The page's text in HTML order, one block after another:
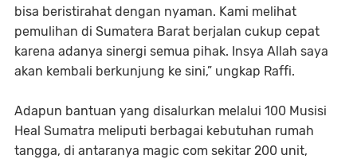
bisa beristirahat dengan nyaman. Kami melihat
pemulihan di Sumatera Barat berjalan cukup cepat
karena adanya sinergi semua pihak. Insya Allah saya
akan kembali berkunjung ke sini,” ungkap Raffi.
Adapun bantuan yang disalurkan melalui 100 Musisi
Heal Sumatra meliputi berbagai kebutuhan rumah
tangga, di antaranya magic com sekitar 200 unit,